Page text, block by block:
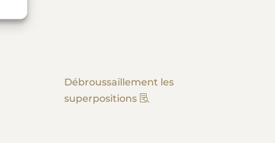
Débroussaillement les
superpositions